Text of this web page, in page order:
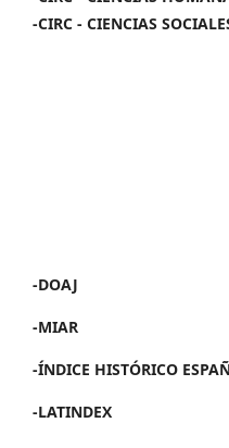
-CIRC - CIENCIAS
-DOAJ
-MIAR
-ÍNDICE HISTÓRICO
-LATINDEX